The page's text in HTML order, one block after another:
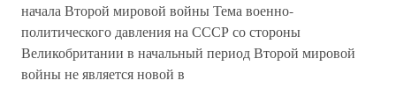
начала Второй мировой войны Тема военно-
политического давления на СССР со стороны
Великобритании в начальный период Второй мировой
войны не является новой в